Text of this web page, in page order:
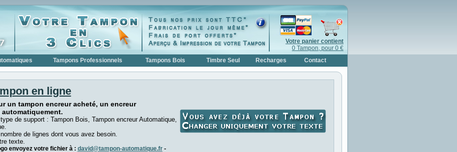
Votre panier contient
0 Tampon, pour 0 €
Tampons Professionnels Tampons Bois Timbre Seul Recharges Contact
en ligne
un tampon encreur acheté, un encreur
de support : Tampon Bois, Tampon encreur Automatique,
de lignes dont vous avez besoin.
texte.
envoyez votre fichier à : david@tampon-automatique.fr-